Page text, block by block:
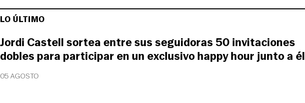
LO ÚLTIMO
05 AGOSTO
Jordi Castell sortea entre sus seguidoras 50 invitaciones
dobles para participar en un exclusivo happy hour junto a él